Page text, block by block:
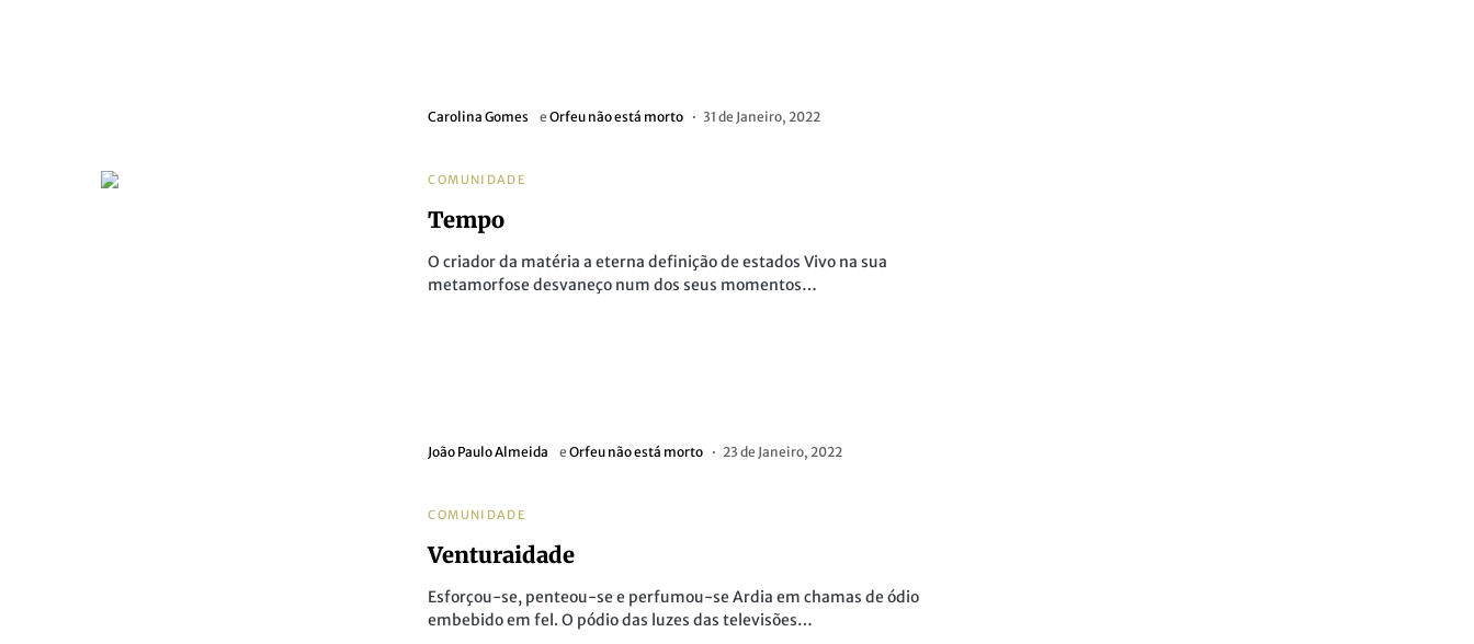
Carolina Gomes eOrfeu não está morto 31 de Janeiro, 2022
COMUNIDADE
Tempo
O criador da matéria a eterna definição de estados Vivo na sua
metamorfose desvaneço num dos seus momentos…
João Paulo Almeida eOrfeu não está morto 23 de Janeiro, 2022
COMUNIDADE
Venturaidade
Esforçou-se, penteou-se e perfumou-se Ardia em chamas de ódio
embebido em fel. O pódio das luzes das televisões…